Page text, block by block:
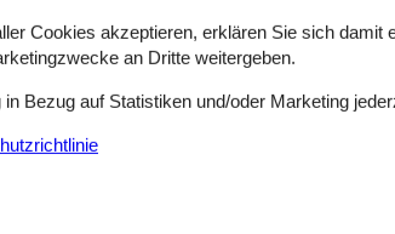
Sortieren nach:
Seite 1 von 128
Cookies akzeptieren, erklären Sie sich
an Dritte weitergeben.
Bezug auf Statistiken und/oder Marketing